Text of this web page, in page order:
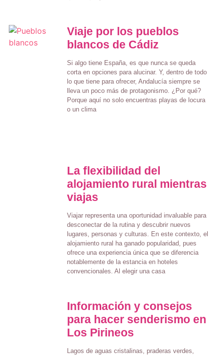
Viaje por los pueblos
blancos de Cádiz
Si algo tiene España, es que nunca se queda
corta en opciones para alucinar. Y, dentro de todo
lo que tiene para ofrecer, Andalucía siempre se
lleva un poco más de protagonismo. ¿Por qué?
Porque aquí no solo encuentras playas de locura
o un clima
La flexibilidad del
alojamiento rural mientras
viajas
Viajar representa una oportunidad invaluable para
desconectar de la rutina y descubrir nuevos
lugares, personas y culturas. En este contexto, el
alojamiento rural ha ganado popularidad, pues
ofrece una experiencia única que se diferencia
notablemente de la estancia en hoteles
convencionales. Al elegir una casa
Información y consejos
para hacer senderismo en
Los Pirineos
Lagos de aguas cristalinas, praderas verdes,